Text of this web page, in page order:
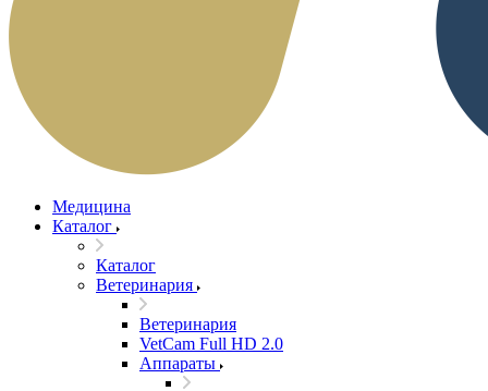
Медицина
Каталог
Каталог
Ветеринария
Ветеринария
VetCam Full HD 2.0
Аппараты